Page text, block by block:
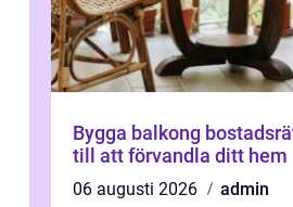
Bygga balkong
till att förvandla ditt hem
06 augusti 2026
admin